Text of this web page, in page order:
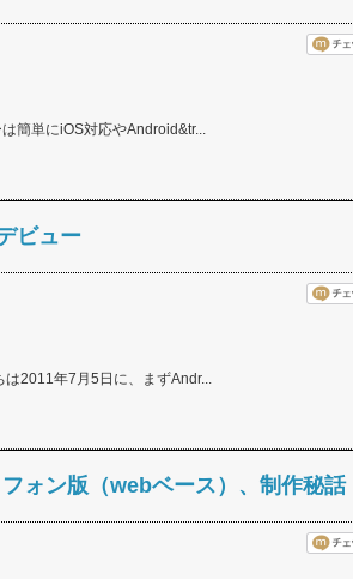
簡単にiOS対応やAndroid&tr...
ビュー
2011年7月5日に、まずAndr...
ォン版（webベース）、制作秘話